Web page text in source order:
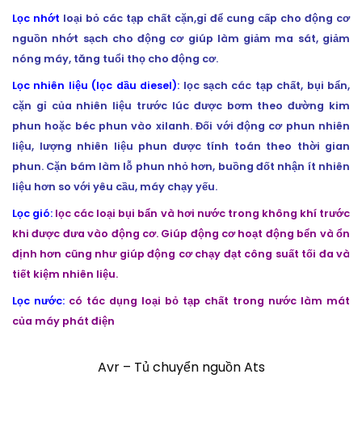
Lọc nhớt loại bỏ các tạp chất cặn,gỉ để cung cấp cho động cơ
nguồn nhớt sạch cho động cơ giúp làm giảm ma sát, giảm
nóng máy, tăng tuổi thọ cho động cơ.
Lọc nhiên liệu (lọc dầu diesel): lọc sạch các tạp chất, bụi bẩn,
cặn gỉ của nhiên liệu trước lúc được bơm theo đường kim
phun hoặc béc phun vào xilanh. Đối với động cơ phun nhiên
liệu, lượng nhiên liệu phun được tính toán theo thời gian
phun. Cặn bám làm lỗ phun nhỏ hơn, buồng đốt nhận ít nhiên
liệu hơn so với yêu cầu, máy chạy yếu.
Lọc gió: lọc các loại bụi bẩn và hơi nước trong không khí trước
khi được đưa vào động cơ. Giúp động cơ hoạt động bển và ổn
định hơn cũng như giúp động cơ chạy đạt công suất tối đa và
tiết kiệm nhiên liệu.
Lọc nước: có tác dụng loại bỏ tạp chất trong nước làm mát
của máy phát điện
Avr – Tủ chuyển nguồn Ats